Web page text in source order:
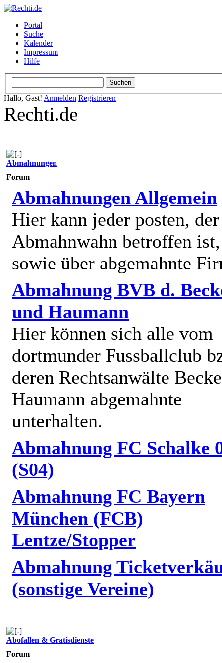
Portal
Suche
Kalender
Impressum
Hilfe
Hallo, Gast! Anmelden Registrieren
Rechti.de
Abmahnungen
Forum
Abmahnungen Allgemein
Hier kann jeder posten,
Abmahnwahn betroffen ist,
sowie über abgemahnte
Abmahnung BVB d.
und Haumann
Hier können sich alle vom
dortmunder Fussballclub
deren Rechtsanwälte
Haumann abgemahnte
unterhalten.
Abmahnung FC Schalke
(S04)
Abmahnung FC Bayern
München (FCB)
Lentze/Stopper
Abmahnung
(sonstige Vereine)
Abofallen & Gratisdienste
Forum